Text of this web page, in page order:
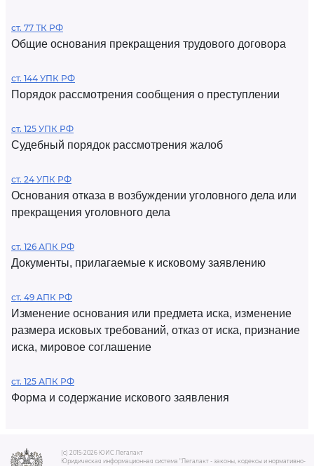
ст. 77 ТК РФ
Общие основания прекращения трудового договора
ст. 144 УПК РФ
Порядок рассмотрения сообщения о преступлении
ст. 125 УПК РФ
Судебный порядок рассмотрения жалоб
ст. 24 УПК РФ
Основания отказа в возбуждении уголовного дела или
прекращения уголовного дела
ст. 126 АПК РФ
Документы, прилагаемые к исковому заявлению
ст. 49 АПК РФ
Изменение основания или предмета иска, изменение
размера исковых требований, отказ от иска, признание
иска, мировое соглашение
ст. 125 АПК РФ
Форма и содержание искового заявления
(c) 2015-2026 ЮИС Легалакт
Юридическая информационная система "Легалакт - законы, кодексы и нормативно-